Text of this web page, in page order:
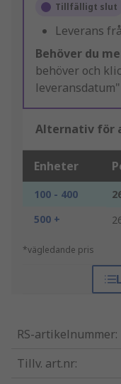
Tillfälligt slut
Leverans
Behöver du
behöver och
leveransdatum"
Alternativ för
Enheter
100 - 400
500 +
*vägledande pris
RS-artikelnummer:
Tillv. art.nr: